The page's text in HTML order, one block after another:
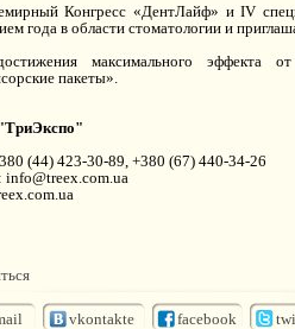
Конгресс «ДентЛайф» и IV
года в области стоматологии и
максимального эффекта
пакеты».
(44) 423-30-89, +380 (67) 440-34-26
info@treex.com.ua
vkontakte facebook